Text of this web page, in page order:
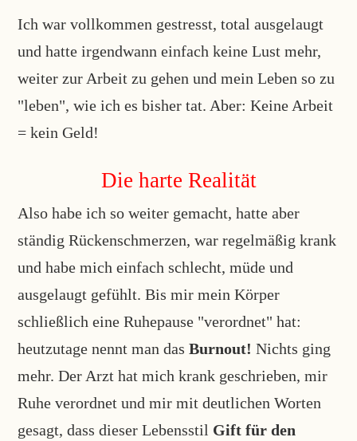
Ich war vollkommen gestresst, total ausgelaugt
und hatte irgendwann einfach keine Lust mehr,
weiter zur Arbeit zu gehen und mein Leben so zu
"leben", wie ich es bisher tat. Aber: Keine Arbeit
= kein Geld!
Die harte Realität
Also habe ich so weiter gemacht, hatte aber
ständig Rückenschmerzen, war regelmäßig krank
und habe mich einfach schlecht, müde und
ausgelaugt gefühlt. Bis mir mein Körper
schließlich eine Ruhepause "verordnet" hat:
heutzutage nennt man dasBurnout! Nichts ging
mehr. Der Arzt hat mich krank geschrieben, mir
Ruhe verordnet und mir mit deutlichen Worten
gesagt, dass dieser Lebensstil Gift für den